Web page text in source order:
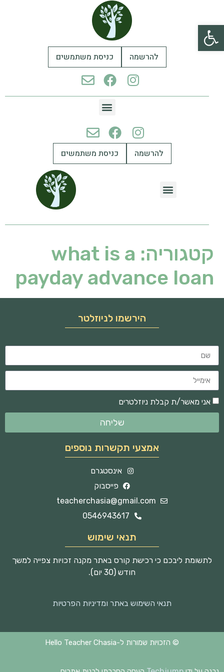
פתח סרגל נגישות
להרשמה כניסת משתמשים
להרשמה כניסת משתמשים
קטגוריה: what is a
payday advance loan
הירשמו לניוזלטר
אני מאשר/ת קבלת ניוזלטרים
שליחה
אמצעי תקשרות נוספים
אינסטגרם
פייסבוק
teacherchasia@gmail.com
0546943617
תנאי שימוש
לתשומת ליבכם כי רכישת קורס באתר מקנה זכויות צפייה למשך
חודש (30 יום).
תנאי השימוש באתר ומדיניות הפרטיות
© הזכויות שמורות ל-Hello Teacher Chasia